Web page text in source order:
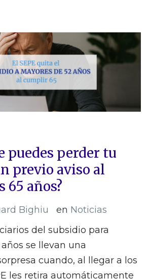
puedes perder tu
previo aviso al
años?
Bighiu en Noticias
del subsidio para
se llevan una
cuando, al llegar a los
les retira automáticamente